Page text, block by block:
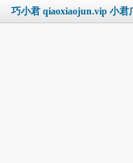
巧小君 qiaoxiaojun.vip 小君